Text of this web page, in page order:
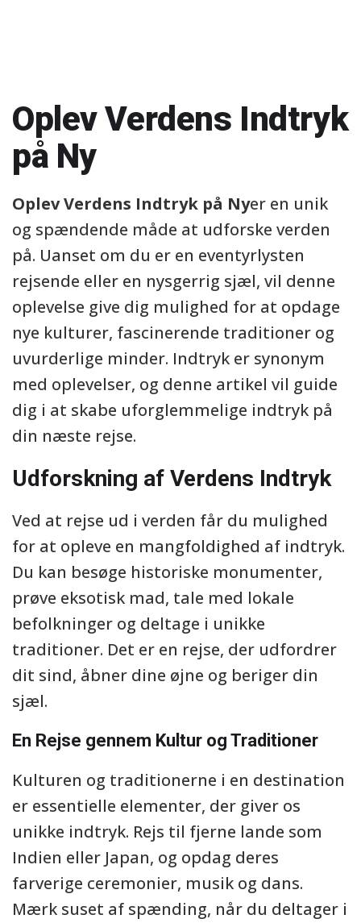
Oplev Verdens Indtryk
på Ny
Oplev Verdens Indtryk på Nyer en unik
og spændende måde at udforske verden
på. Uanset om du er en eventyrlysten
rejsende eller en nysgerrig sjæl, vil denne
oplevelse give dig mulighed for at opdage
nye kulturer, fascinerende traditioner og
uvurderlige minder. Indtryk er synonym
med oplevelser, og denne artikel vil guide
dig i at skabe uforglemmelige indtryk på
din næste rejse.
Udforskning af Verdens Indtryk
Ved at rejse ud i verden får du mulighed
for at opleve en mangfoldighed af indtryk.
Du kan besøge historiske monumenter,
prøve eksotisk mad, tale med lokale
befolkninger og deltage i unikke
traditioner. Det er en rejse, der udfordrer
dit sind, åbner dine øjne og beriger din
sjæl.
En Rejse gennem Kultur og Traditioner
Kulturen og traditionerne i en destination
er essentielle elementer, der giver os
unikke indtryk. Rejs til fjerne lande som
Indien eller Japan, og opdag deres
farverige ceremonier, musik og dans.
Mærk suset af spænding, når du deltager i